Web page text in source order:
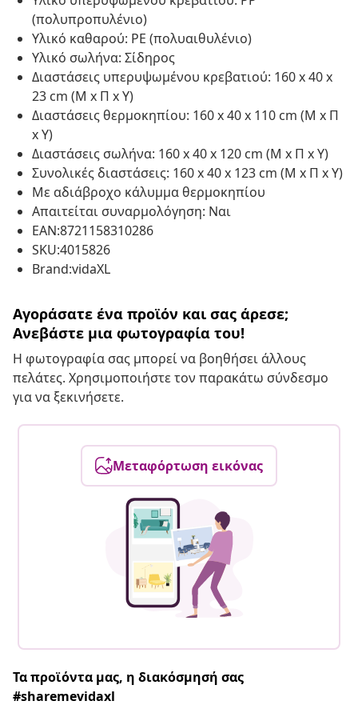
(πολυπροπυλένιο)
Υλικό καθαρού: PE (πολυαιθυλένιο)
Υλικό σωλήνα: Σίδηρος
Διαστάσεις υπερυψωμένου κρεβατιού: 160 x 40 x
23 cm (Μ x Π x Υ)
Διαστάσεις θερμοκηπίου: 160 x 40 x 110 cm (Μ x Π
x Υ)
Διαστάσεις σωλήνα: 160 x 40 x 120 cm (Μ x Π x Υ)
Συνολικές διαστάσεις: 160 x 40 x 123 cm (Μ x Π x Υ)
Με αδιάβροχο κάλυμμα θερμοκηπίου
Απαιτείται συναρμολόγηση: Ναι
EAN:8721158310286
SKU:4015826
Brand:vidaXL
Αγοράσατε ένα προϊόν και σας άρεσε;
Ανεβάστε μια φωτογραφία του!
Η φωτογραφία σας μπορεί να βοηθήσει άλλους
πελάτες. Χρησιμοποιήστε τον παρακάτω σύνδεσμο
για να ξεκινήσετε.
Μεταφόρτωση εικόνας
Τα προϊόντα μας, η διακόσμησή σας
#sharemevidaxl